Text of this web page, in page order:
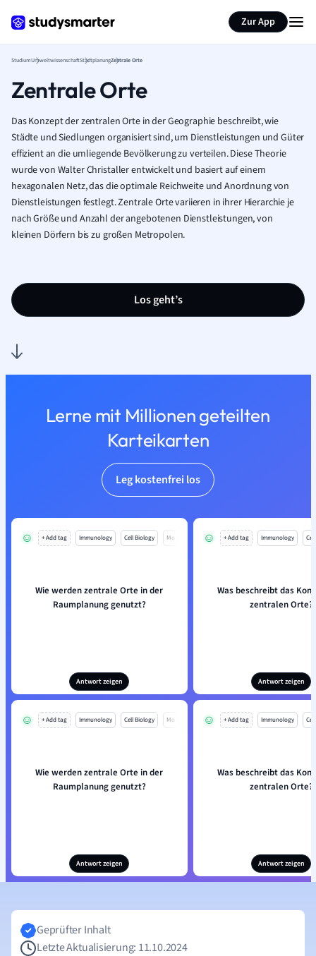
Zur App
StudiumUmweltwissenschaftStadtplanungZentrale Orte
Zentrale Orte
Das Konzept der zentralen Orte in der Geographie beschreibt, wie
Städte und Siedlungen organisiert sind, um Dienstleistungen und Güter
effizient an die umliegende Bevölkerung zu verteilen. Diese Theorie
wurde von Walter Christaller entwickelt und basiert auf einem
hexagonalen Netz, das die optimale Reichweite und Anordnung von
Dienstleistungen festlegt. Zentrale Orte variieren in ihrer Hierarchie je
nach Größe und Anzahl der angebotenen Dienstleistungen, von
kleinen Dörfern bis zu großen Metropolen.
Los geht’s
Lerne mit Millionen geteilten
Karteikarten
Leg kostenfrei los
+ Add tag Immunology Cell Biology Mo
Wie werden zentrale Orte in der
Raumplanung genutzt?
Antwort zeigen
+ Add tag Immunology
Was beschreibt das
zentralen Orte?
Antwort zeigen
+ Add tag Immunology Cell Biology Mo
Wie werden zentrale Orte in der
Raumplanung genutzt?
Antwort zeigen
+ Add tag Immunology
Was beschreibt das
zentralen Orte?
Antwort zeigen
Geprüfter Inhalt
Letzte Aktualisierung: 11.10.2024